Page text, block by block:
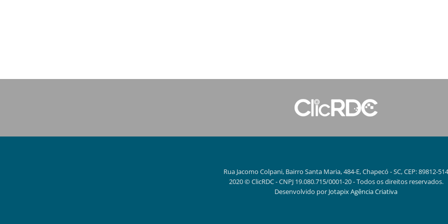
Rua Jacomo Colpani, Bairro Santa Maria, 484-E, Chapecó - SC, CEP: 89812-514
2020 © ClicRDC - CNPJ 19.080.715/0001-20 - Todos os direitos reservados.
Desenvolvido por Jotapix Agência Criativa